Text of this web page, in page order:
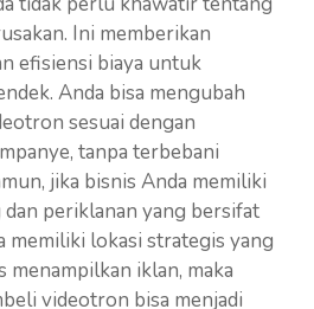
Ini memberikan
efisiensi biaya untuk
Anda bisa mengubah
sesuai dengan
tanpa terbebani
jika bisnis Anda memiliki
periklanan yang bersifat
memiliki lokasi strategis yang
iklan, maka
videotron bisa menjadi